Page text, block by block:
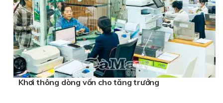
Khơi thông dòng vốn cho tăng trưởng